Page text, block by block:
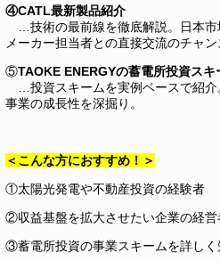
④CATL最新製品紹介
…技術の最前線を徹底解説。日本
メーカー担当者との直接交流のチャン
⑤TAOKE ENERGYの蓄電所投資スキ
…投資スキームを実例ベースで紹介
事業の成長性を深掘り。
＜こんな方におすすめ！＞
①太陽光発電や不動産投資の経験者
②収益基盤を拡大させたい企業の経営
③蓄電所投資の事業スキームを詳しく